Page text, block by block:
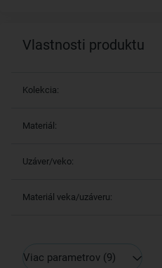
Vlastnosti produktu
Kolekcia:
Materiál:
Uzáver/veko:
Materiál veka/uzáveru:
Viac parametrov (9)